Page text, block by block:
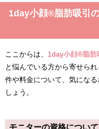
1day小顔®︎脂肪吸引
ここからは、 1day小顔®︎脂肪
と悩んでいる方から寄せら
件や料金について、気にな
しょう。